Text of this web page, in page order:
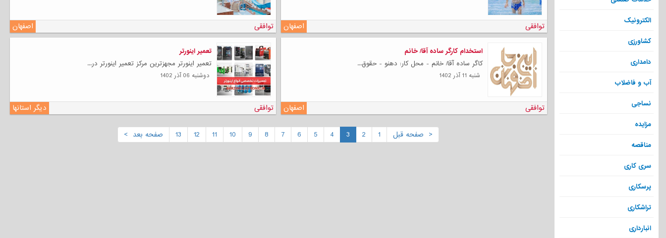
الکترونیک
کشاورزی
دامداری
آب و فاضلاب
نساجی
مزایده
مناقصه
سری کاری
پرسکاری
تراشکاری
انبارداری
اصفهان توافقی اصفهان توافقی
استخدام کارگر ساده آقا/ خانم
کاگر ساده آقا/ خانم - محل کار: دهنو - حقوق...
شنبه 11 آذر 1402
اصفهان توافقی
تعمیر اینورتر
تعمیر اینورتر مجهزترین مرکز تعمیر اینورتر در...
دوشنبه 06 آذر 1402
دیگر استانها توافقی
< صفحه قبل 1
2
3
4
5
6
7
8
9
10
11
12
13 صفحه بعد >